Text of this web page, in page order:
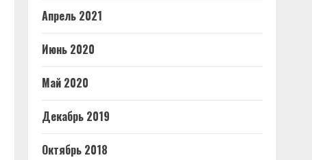
Апрель 2021
Июнь 2020
Май 2020
Декабрь 2019
Октябрь 2018